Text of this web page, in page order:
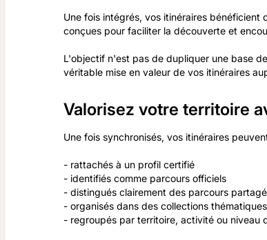
Une fois intégrés, vos itinéraires bénéficient
conçues pour faciliter la découverte et
L'objectif n'est pas de dupliquer une base
véritable mise en valeur de vos itinéraires
Valorisez votre territoire
Une fois synchronisés, vos itinéraires
- rattachés à un profil certifié
- identifiés comme parcours officiels
- distingués clairement des parcours
- organisés dans des collections thématiques
- regroupés par territoire, activité ou niveau